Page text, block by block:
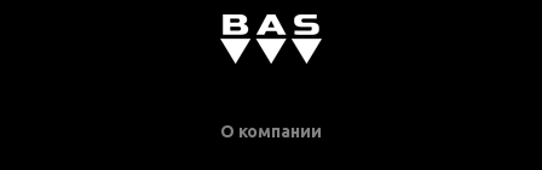
О компании